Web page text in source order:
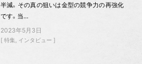
半減。その真の狙いは金型の競争力の再強化
です。当…
2023年5月3日
特集 インタビュー